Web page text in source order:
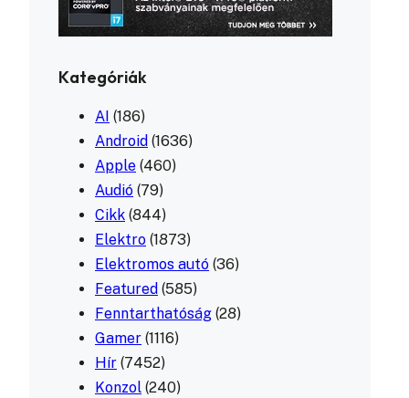
Kategóriák
AI (186)
Android (1636)
Apple (460)
Audió (79)
Cikk (844)
Elektro (1873)
Elektromos autó (36)
Featured (585)
Fenntarthatóság (28)
Gamer (1116)
Hír (7452)
Konzol (240)